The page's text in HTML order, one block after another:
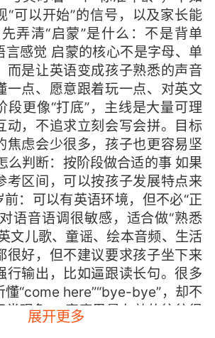
“可以开始”的信号，以及家长能
弄清“启蒙”是什么：不是背单
言感觉 启蒙的核心不是字母、单
而是让英语变成孩子熟悉的声音
一点、愿意跟着玩一点、对英文
段更像“打底”，主线是大量可理
动，不追求立刻会写会拼。目标
焦虑会少很多，孩子也更容易坚
么判断：按阶段做合适的事 如果
考区间，可以按孩子发展特点来
：可以有英语环境，但不必“正
语音语调很敏感，适合做“熟悉
文儿歌、童谣、绘本音频、生活
很好，但不建议要求孩子坐下来
行输出，比如逼跟读长句。很多
懂“come here”“bye-bye”，却不
常现象。 家庭里最有效的往往很
10分钟“英文小仪式”，比如睡前
展开更多